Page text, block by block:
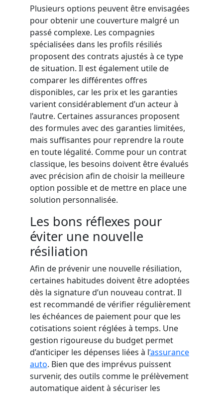
Plusieurs options peuvent être envisagées
pour obtenir une couverture malgré un
passé complexe. Les compagnies
spécialisées dans les profils résiliés
proposent des contrats ajustés à ce type
de situation. Il est également utile de
comparer les différentes offres
disponibles, car les prix et les garanties
varient considérablement d’un acteur à
l’autre. Certaines assurances proposent
des formules avec des garanties limitées,
mais suffisantes pour reprendre la route
en toute légalité. Comme pour un contrat
classique, les besoins doivent être évalués
avec précision afin de choisir la meilleure
option possible et de mettre en place une
solution personnalisée.
Les bons réflexes pour
éviter une nouvelle
résiliation
Afin de prévenir une nouvelle résiliation,
certaines habitudes doivent être adoptées
dès la signature d’un nouveau contrat. Il
est recommandé de vérifier régulièrement
les échéances de paiement pour que les
cotisations soient réglées à temps. Une
gestion rigoureuse du budget permet
d’anticiper les dépenses liées à l’assurance
auto. Bien que des imprévus puissent
survenir, des outils comme le prélèvement
automatique aident à sécuriser les